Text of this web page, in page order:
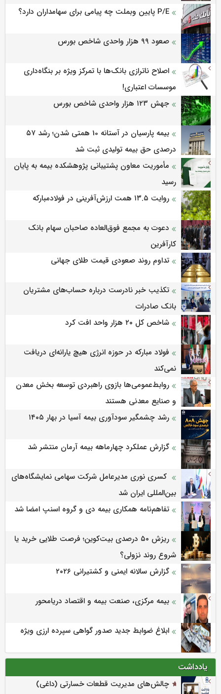
P/E پایین وبملت چه پیامی برای سهامداران دارد؟
صعود ۹۹ هزار واحدی شاخص بورس
اصلاح ناترازی بانک‌ها با تمرکز ویژه بر بنگاه‌داری
موسسات اعتباری!
جهش ۱۲۳ هزار واحدی شاخص بورس
بیمه پارسیان در آستانه 10 همتی شدن؛ رشد ۵۷
درصدی حق بیمه تولیدی ثبت شد
مأموریت معاون پشتیبانی پژوهشكده بیمه به پایان
رسید
روایت ۱۳.۵ همت ارزش‌آفرینی در فولادمبارکه
دعوت به مجمع فوق‌العاده صاحبان سهام بانک
کارآفرین
تداوم روند صعودی قیمت طلای جهانی
تکذیب خبر نادرست درباره حساب‌های مشتریان
بانک صادرات
شاخص کل ۲۰ هزار واحد افت کرد
فولاد مبارکه در حوزه انرژی هیچ یارانه‌ای دریافت
نمی‌کند
روابط‌‌عمومی‌ها بازوی راهبردی توسعه بخش معدن
و صنایع معدنی هستند
رشد چشمگیر سودآوری بیمه آسیا در بهار ۱۴۰۵
گزارش عملکرد چهارماهه بیمه آرمان منتشر شد
کسری نوری مدیرعامل شرکت سهامی نمایشگاه‌های
بین‌المللی ایران شد
تفاهم‌نامه همکاری بیمه دی و گروه اسنپ امضا شد
ریزش ۵۰ درصدی بیت‌کوین؛ فرصت طلایی خرید یا
شروع روند نزولی؟
گزارش سالانه ایمنی و كشتیرانی ۲۰۲۶
بیمه مرکزی، صنعت بیمه و اقتصاد دریامحور
ابلاغ ضوابط جدید صدور گواهی سپرده ارزی ویژه
یادداشت
چالش‌های مدیریت قطعات خسارتی (داغی)